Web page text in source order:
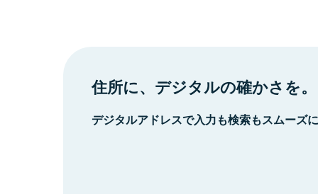
住所に、デジタルの確かさを。
デジタルアドレスで入力も検索もスムーズ